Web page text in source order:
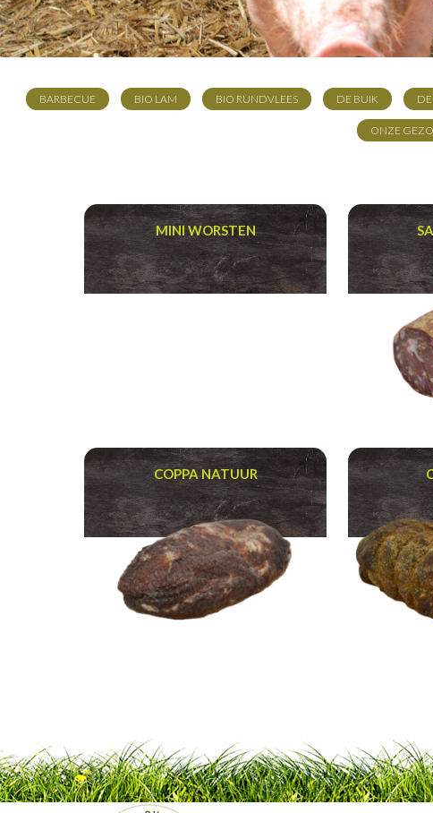
BARBECUE BIO LAM BIO RUNDVLEES DE BUIK
ONZE
MINI WORSTEN
COPPA NATUUR